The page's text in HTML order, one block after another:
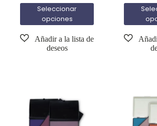
Seleccionar
opciones